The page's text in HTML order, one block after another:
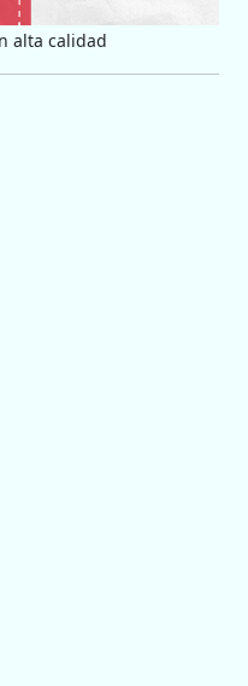
alta calidad